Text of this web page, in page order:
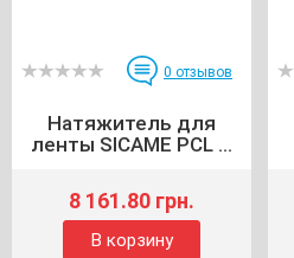
0 отзывов
Натяжитель для
ленты SICAME PCL ...
8 161.80 грн.
В корзину